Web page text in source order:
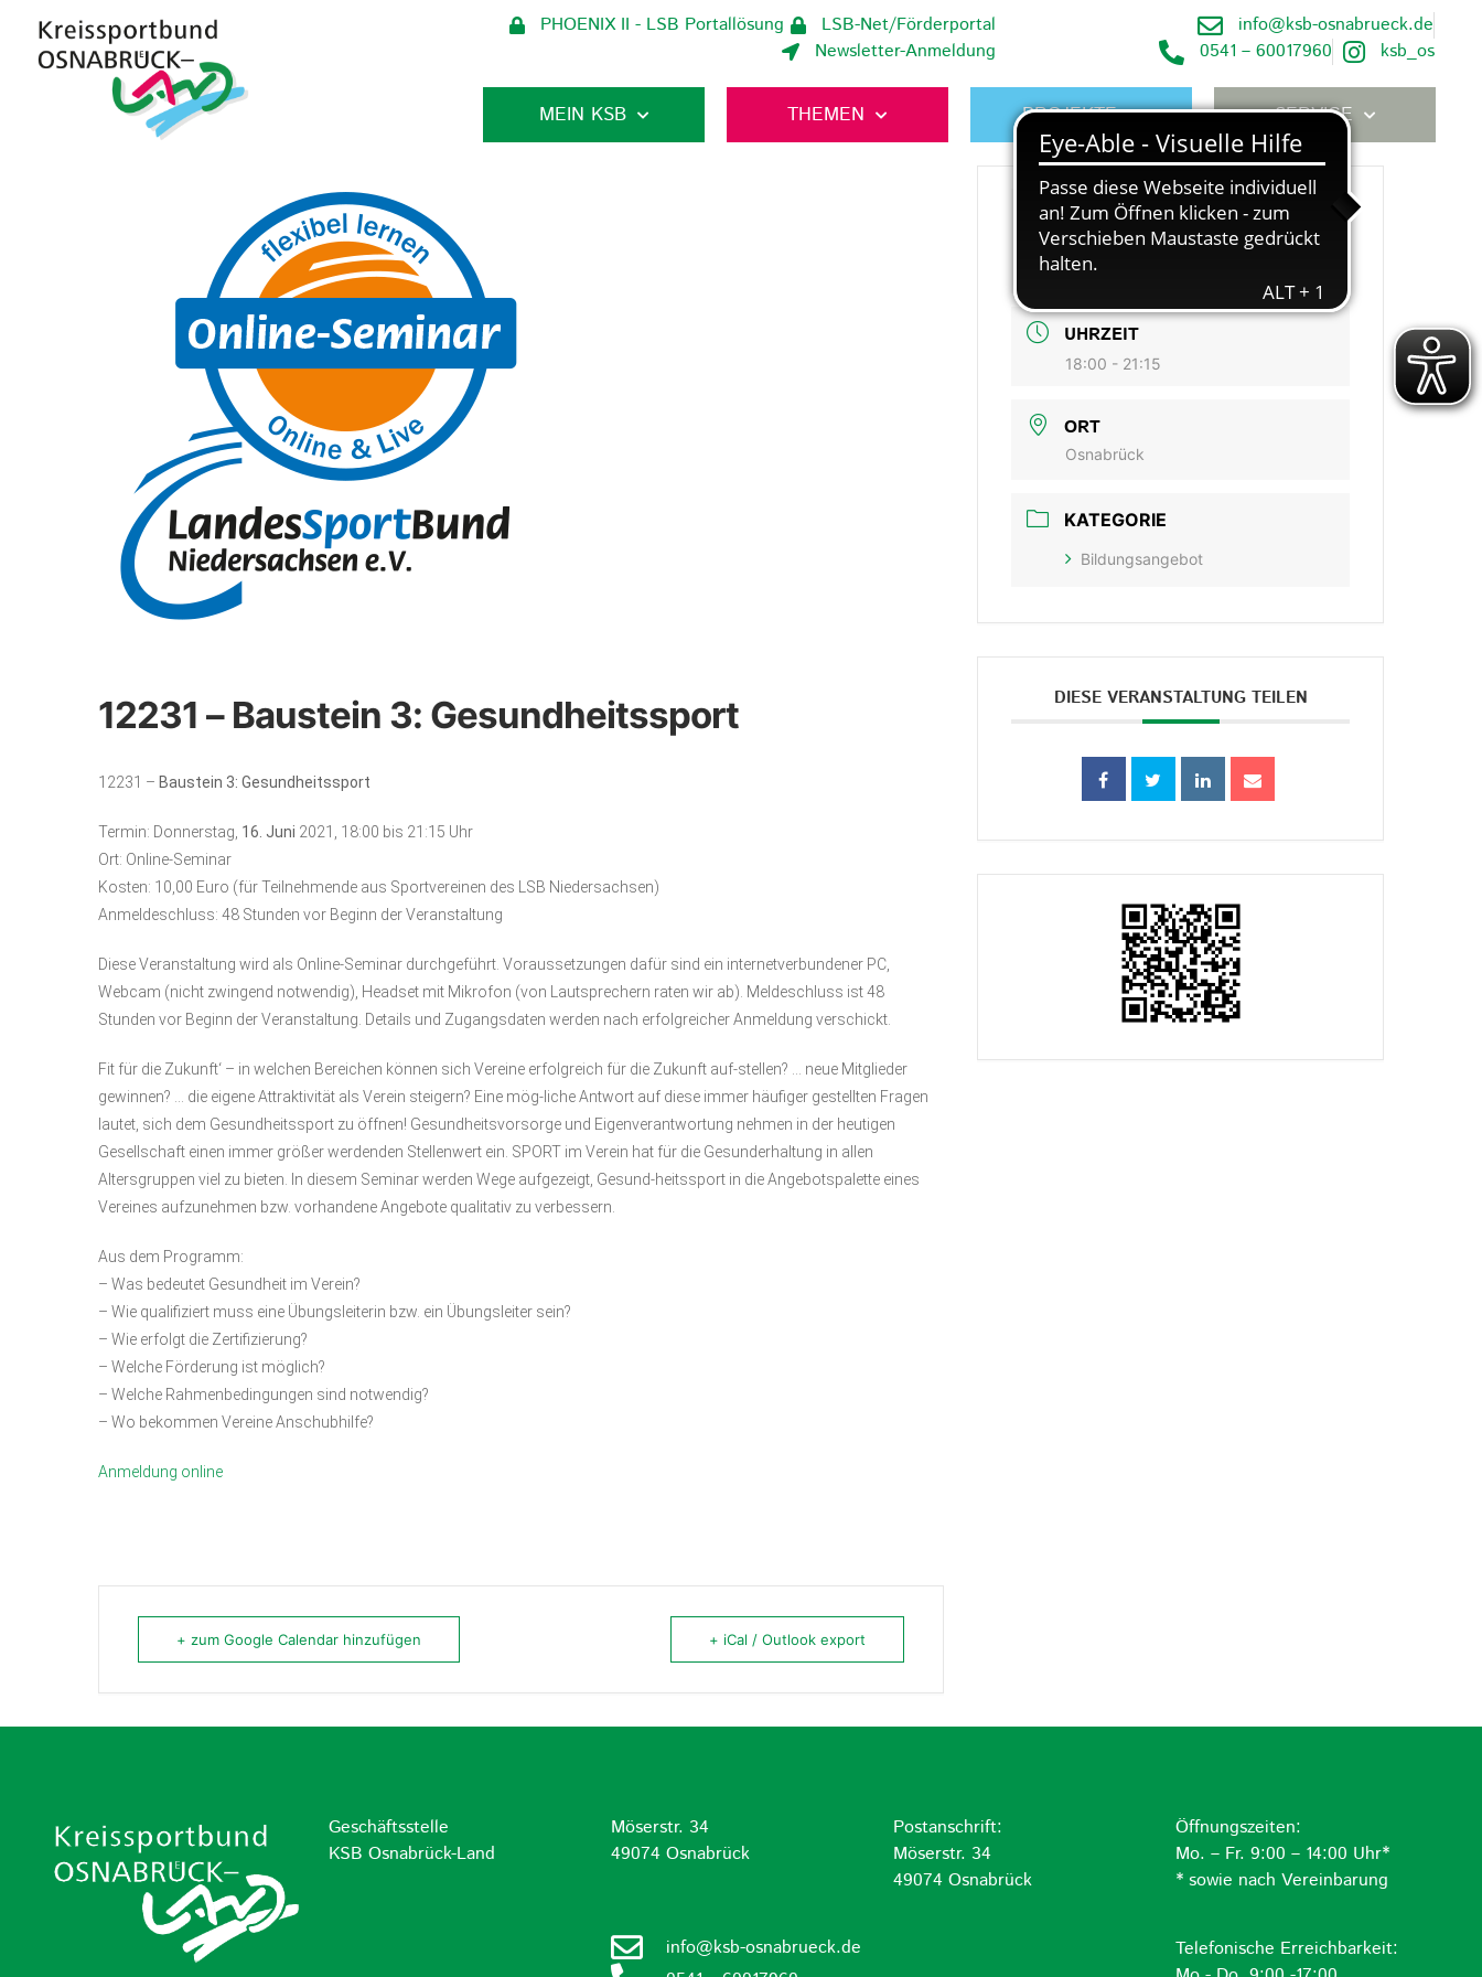
PHOENIX II - LSB Portallösung
LSB-Net/Förderportal
Newsletter-Anmeldung
info@ksb-osnabrueck.de
0541 – 60017960
ksb_os
MEIN KSB THEMEN PROJEKTE SERVICE
12231 – Baustein 3: Gesundheitssport
12231 – Baustein 3: Gesundheitssport
Termin: Donnerstag, 16. Juni 2021, 18:00 bis 21:15 Uhr
Ort: Online-Seminar
Kosten: 10,00 Euro (für Teilnehmende aus Sportvereinen des LSB Niedersachsen)
Anmeldeschluss: 48 Stunden vor Beginn der Veranstaltung
Diese Veranstaltung wird als Online-Seminar durchgeführt. Voraussetzungen dafür sind ein internetverbundener PC,
Webcam (nicht zwingend notwendig), Headset mit Mikrofon (von Lautsprechern raten wir ab). Meldeschluss ist 48
Stunden vor Beginn der Veranstaltung. Details und Zugangsdaten werden nach erfolgreicher Anmeldung verschickt.
Fit für die Zukunft‘ – in welchen Bereichen können sich Vereine erfolgreich für die Zukunft auf-stellen? … neue Mitglieder
gewinnen? … die eigene Attraktivität als Verein steigern? Eine mög-liche Antwort auf diese immer häufiger gestellten Fragen
lautet, sich dem Gesundheitssport zu öffnen! Gesundheitsvorsorge und Eigenverantwortung nehmen in der heutigen
Gesellschaft einen immer größer werdenden Stellenwert ein. SPORT im Verein hat für die Gesunderhaltung in allen
Altersgruppen viel zu bieten. In diesem Seminar werden Wege aufgezeigt, Gesund-heitssport in die Angebotspalette eines
Vereines aufzunehmen bzw. vorhandene Angebote qualitativ zu verbessern.
Aus dem Programm:
– Was bedeutet Gesundheit im Verein?
– Wie qualifiziert muss eine Übungsleiterin bzw. ein Übungsleiter sein?
– Wie erfolgt die Zertifizierung?
– Welche Förderung ist möglich?
– Welche Rahmenbedingungen sind notwendig?
– Wo bekommen Vereine Anschubhilfe?
Anmeldung online
+ zum Google Calendar hinzufügen + iCal / Outlook export
DATUM
Juni 17 2021
Expired!
UHRZEIT
18:00 - 21:15
ORT
Osnabrück
KATEGORIE
Bildungsangebot
DIESE VERANSTALTUNG TEILEN
Geschäftsstelle
KSB Osnabrück-Land
Möserstr. 34
49074 Osnabrück
info@ksb-osnabrueck.de
Postanschrift:
Möserstr. 34
49074 Osnabrück
Öffnungszeiten:
Mo. – Fr. 9:00 – 14:00 Uhr*
* sowie nach Vereinbarung
Telefonische Erreichbarkeit: